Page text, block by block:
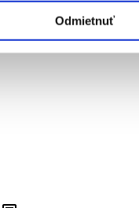
Odmietnuť